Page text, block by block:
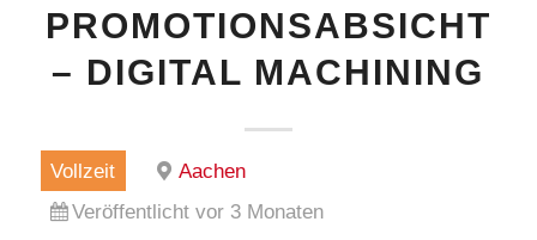
PROMOTIONSABSICHT
– DIGITAL MACHINING
Vollzeit
Aachen
Veröffentlicht vor 3 Monaten